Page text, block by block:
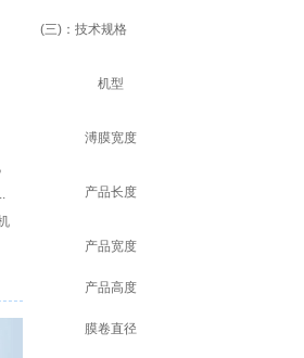
(三)：技术规格
机型
溥膜宽度
产品长度
产品宽度
产品高度
膜卷直径